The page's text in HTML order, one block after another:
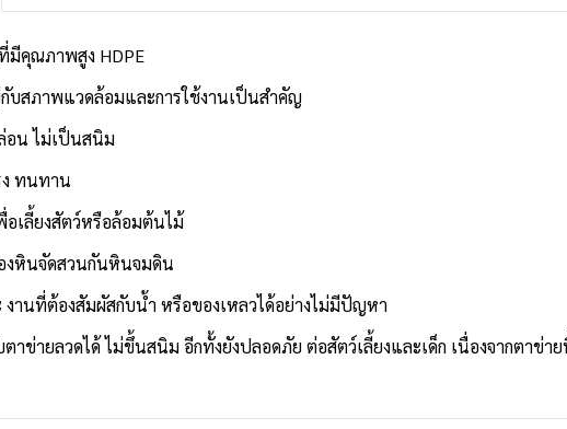
มีคุณภาพสูง HDPE
บสภาพแวดล้อมและการใช้งานเป็นสำคัญ
อน ไม่เป็นสนิม
ทนทาน
อเลี้ยงสัตว์หรือล้อมต้นไม้
งหินจัดสวนกันหินจมดิน
านที่ต้องสัมผัสกับน้ำ หรือของเหลวได้อย่างไม่มีปัญหา
าข่ายลวดได้ ไม่ขึ้นสนิม อีกทั้งยังปลอดภัย ต่อสัตว์เลี้ยงและเด็ก เนื่องจากตาข่า